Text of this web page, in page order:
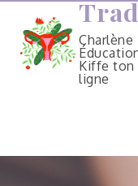
content
Kiffe ton
ligne